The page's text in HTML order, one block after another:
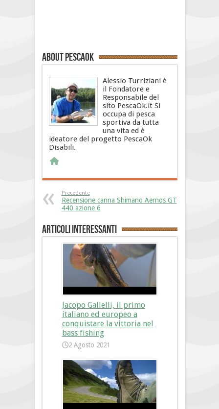
About PescaOk
Alessio Turriziani è
il Fondatore e
Responsabile del
sito PescaOk.it Si
occupa di pesca
sportiva da tutta
una vita ed è
ideatore del progetto PescaOk
Disabili.
Precedente
Recensione canna Shimano Aernos GT
440 azione 6
Articoli interessanti
Jacopo Gallelli, il primo
italiano ed europeo a
conquistare la vittoria nel
bass fishing
2 Agosto 2021